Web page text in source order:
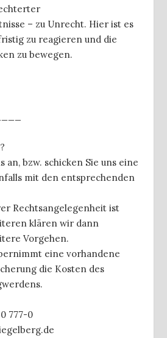
– zu Unrecht. Hier ist es
zu reagieren und die
zu bewegen.
an, bzw. schicken Sie uns eine
mit den entsprechenden
Rechtsangelegenheit ist
klären wir dann
Vorgehen.
eine vorhandene
die Kosten des
777-0